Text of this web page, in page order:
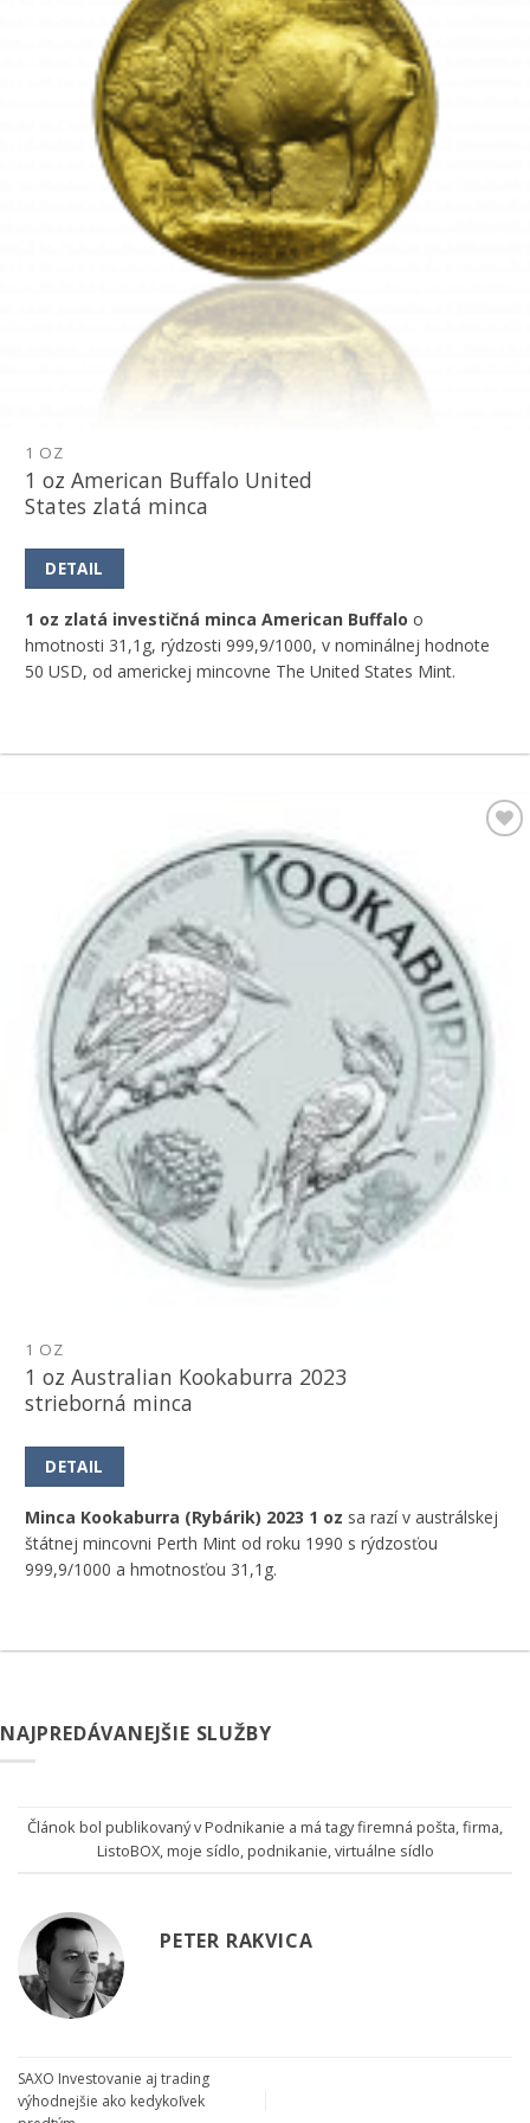
1 OZ
1 oz American Buffalo United
States zlatá minca
DETAIL
1 oz zlatá investičná minca American Buffalo o
hmotnosti 31,1g, rýdzosti 999,9/1000, v nominálnej hodnote
50 USD, od americkej mincovne The United States Mint.
1 OZ
1 oz Australian Kookaburra 2023
strieborná minca
DETAIL
Minca Kookaburra (Rybárik) 2023 1 oz sa razí v austrálskej
štátnej mincovni Perth Mint od roku 1990 s rýdzosťou
999,9/1000 a hmotnosťou 31,1g.
NAJPREDÁVANEJŠIE SLUŽBY
Článok bol publikovaný vPodnikanie a má tagyfiremná pošta,firma,
ListoBOX,moje sídlo,podnikanie,virtuálne sídlo
PETER RAKVICA
SAXO Investovanie aj trading
výhodnejšie ako kedykoľvek